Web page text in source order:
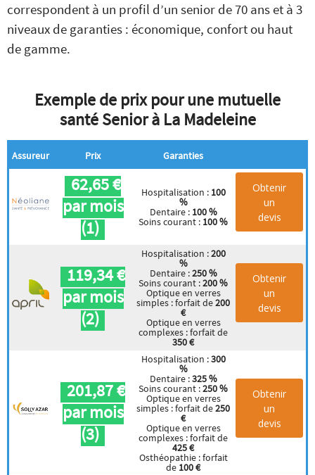
correspondent à un profil d’un senior de 70 ans et à 3
niveaux de garanties : économique, confort ou haut
de gamme.
Exemple de prix pour une mutuelle
santé Senior à La Madeleine
Assureur Prix Garanties
62,65 €
par mois
(1)
Hospitalisation : 100
%
Dentaire : 100 %
Soins courant : 100 %
Obtenir
un
devis
119,34 €
par mois
(2)
Hospitalisation :200
%
Dentaire :250 %
Soins courant :200 %
Optique en verres
simples : forfait de200
€
Optique en verres
complexes : forfait de
350 €
Obtenir
un
devis
201,87 €
par mois
(3)
Hospitalisation :300
%
Dentaire :325 %
Soins courant :250 %
Optique en verres
simples : forfait de250
€
Optique en verres
complexes : forfait de
425 €
Osthéopathie : forfait
de 100 €
Obtenir
un
devis